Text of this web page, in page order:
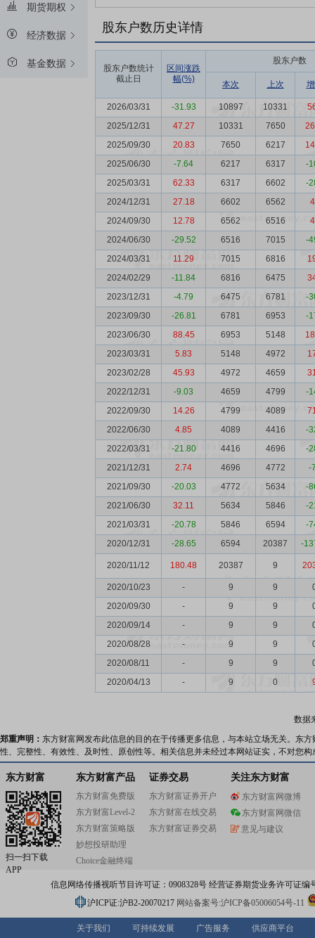
期货期权
经济数据
基金数据
股东户数历史详情
股东户数统计
截止日
区间涨跌
幅(%)
股东户数
本次 上次
2026/03/31 -31.93 10897 10331
2025/12/31
47.27 10331 7650
2025/09/30
20.83 7650 6217
2025/06/30
-7.64 6217 6317
-
2025/03/31
62.33 6317 6602
-
2024/12/31
27.18 6602 6562
2024/09/30
12.78 6562 6516
2024/06/30
-29.52 6516 7015
-
2024/03/31
11.29 7015 6816
2024/02/29
-11.84 6816 6475
2023/12/31
-4.79 6475 6781
-
2023/09/30
-26.81 6781 6953
-
2023/06/30
88.45 6953 5148
2023/03/31
5.83 5148 4972
2023/02/28
45.93 4972 4659
2022/12/31
-9.03 4659 4799
-
2022/09/30
14.26 4799 4089
2022/06/30
4.85 4089 4416
-
2022/03/31
-21.80 4416 4696
-
2021/12/31
2.74 4696 4772
-
2021/09/30
-20.03 4772 5634
-
2021/06/30
32.11 5634 5846
-
2021/03/31
-20.78 5846 6594
-
2020/12/31
-28.65 6594 20387 -
2020/11/12 180.48 20387 9
2020/10/23 - 9 9
2020/09/30
- 9 9
2020/09/14
- 9 9
2020/08/28
- 9 9
2020/08/11
- 9 9
2020/04/13
- 9 0
数据
郑重声明： 东方财富网发布此信息的目的在于传播更多信息，与本站立场无关。东
性、完整性、有效性、及时性、原创性等。相关信息并未经过本网站证实，不对您
东方财富
扫一扫下载
APP
东方财富产品
东方财富免费版
东方财富Level-2
东方财富策略版
妙想投研助理
Choice金融终端
证券交易
东方财富证券开户
东方财富在线交易
东方财富证券交易
关注东方财富
东方财富网微博
东方财富网微信
意见与建议
信息网络传播视听节目许可证：0908328号 经营证券期货业务许可证编
沪ICP证:沪B2-20070217 网站备案号:沪ICP备05006054号-11
关于我们 可持续发展 广告服务 供应商平台